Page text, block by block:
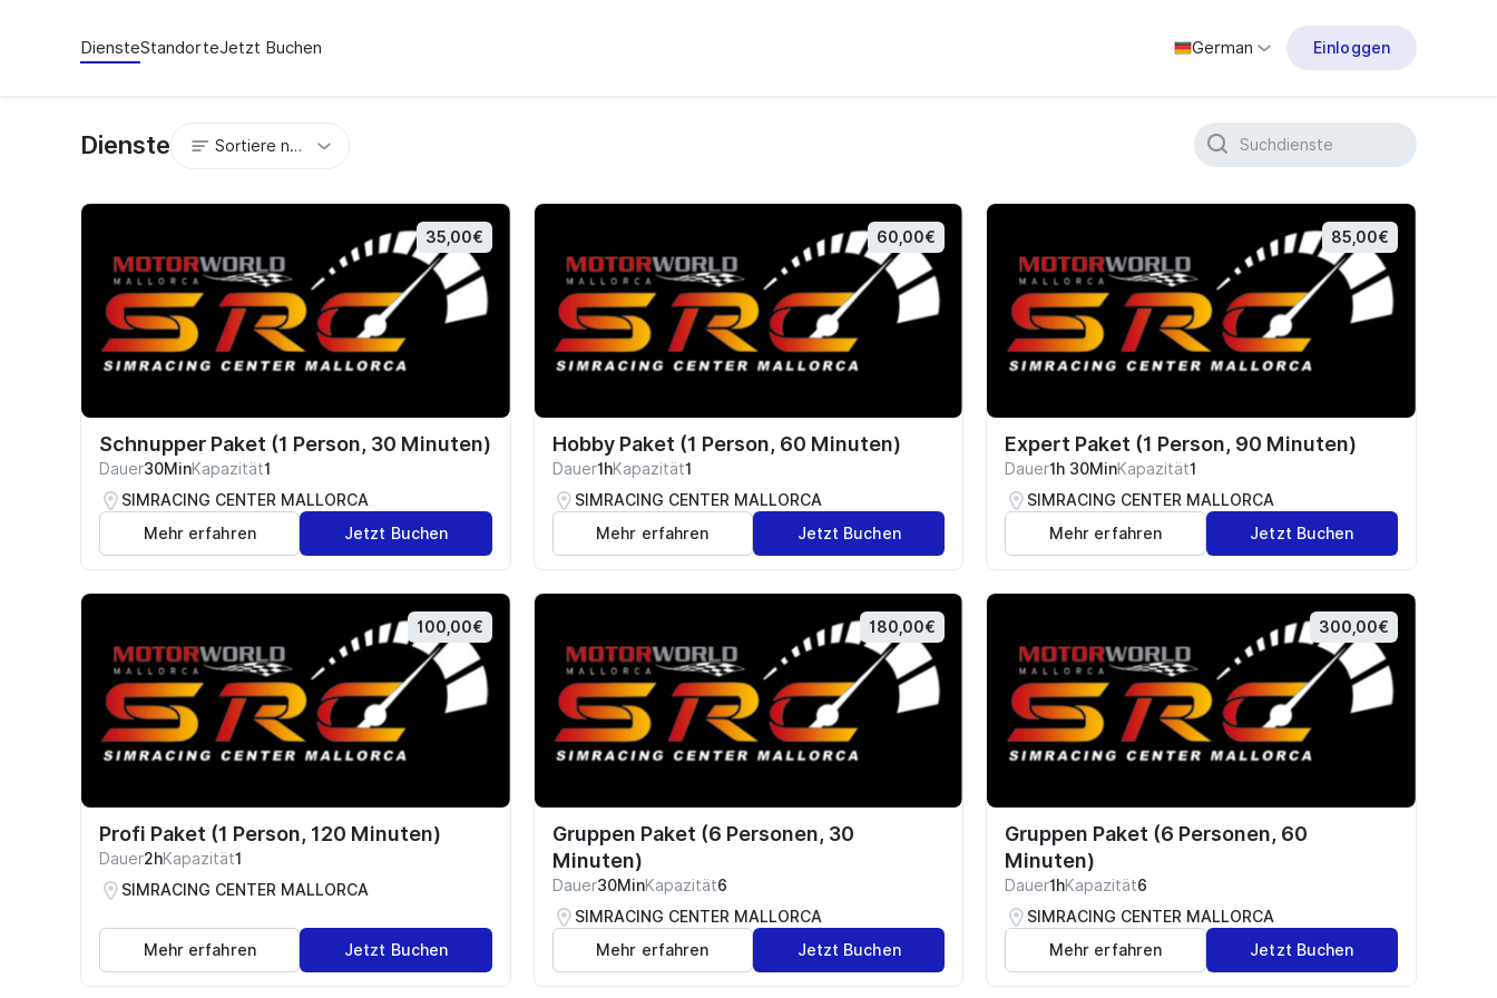
DiensteStandorteJetzt Buchen German Einloggen
Dienste Sortiere nach
35,00€
Schnupper Paket (1 Person, 30 Minuten)
Dauer30MinKapazität1
SIMRACING CENTER MALLORCA
Mehr erfahren
Jetzt Buchen
60,00€
Hobby Paket (1 Person, 60 Minuten)
Dauer1hKapazität1
SIMRACING CENTER MALLORCA
Mehr erfahren
Jetzt Buchen
85,00€
Expert Paket (1 Person, 90 Minuten)
Dauer1h 30MinKapazität1
SIMRACING CENTER MALLORCA
Mehr erfahren
Jetzt Buchen
100,00€
Profi Paket (1 Person, 120 Minuten)
Dauer2hKapazität1
SIMRACING CENTER MALLORCA
Mehr erfahren Jetzt Buchen
180,00€
Gruppen Paket (6 Personen, 30
Minuten)
Dauer30MinKapazität6
SIMRACING CENTER MALLORCA
Mehr erfahren
Jetzt Buchen
300,00€
Gruppen Paket (6 Personen, 60
Minuten)
Dauer1hKapazität6
SIMRACING CENTER MALLORCA
Mehr erfahren
Jetzt Buchen